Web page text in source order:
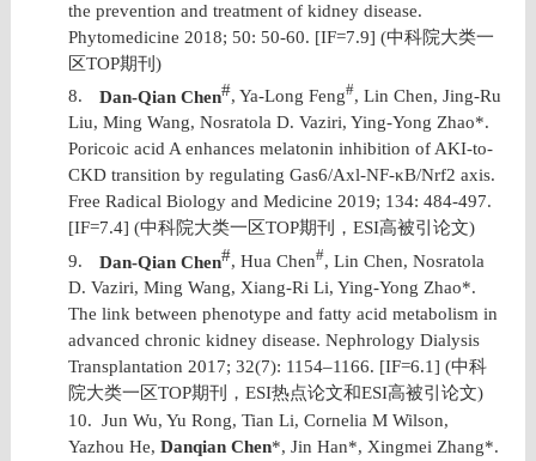
the prevention and treatment of kidney disease.
Phytomedicine 2018; 50: 50-60. [IF=7.9] (中科院大类一
区TOP期刊 )
8.
Dan-Qian Chen#, Ya-Long Feng#, Lin Chen, Jing-Ru
Liu, Ming Wang, Nosratola D. Vaziri, Ying-Yong Zhao*.
Poricoic acid A enhances melatonin inhibition of AKI-to-
CKD transition by regulating Gas6/Axl-NF-κB/Nrf2 axis.
Free Radical Biology and Medicine 2019; 134: 484-497.
[IF=7.4] (中科院大类一区TOP期刊， ESI高被引论文)
9.
Dan-Qian Chen#, Hua Chen#, Lin Chen, Nosratola
D. Vaziri, Ming Wang, Xiang-Ri Li, Ying-Yong Zhao*.
The link between phenotype and fatty acid metabolism in
advanced chronic kidney disease. Nephrology Dialysis
Transplantation 2017; 32(7): 1154–1166. [IF=6.1] (中科
院大类一区TOP期刊， ESI热点论文和ESI高被引论文)
10. Jun Wu, Yu Rong, Tian Li, Cornelia M Wilson,
Yazhou He, Danqian Chen*, Jin Han*, Xingmei Zhang*.